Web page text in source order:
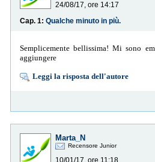
24/08/17, ore 14:17
Cap. 1: Qualche minuto in più.
Semplicemente bellissima! Mi sono
aggiungere
Leggi la risposta dell'autore
Marta_N
Recensore Junior